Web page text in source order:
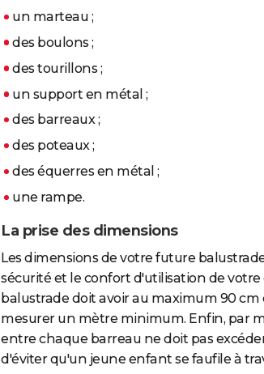
un marteau ;
des boulons ;
des tourillons ;
un support en métal ;
des barreaux ;
des poteaux ;
des équerres en métal ;
une rampe.
La prise des dimensions
Les dimensions de votre future
sécurité et le confort d'utilisation de votre
balustrade doit avoir au maximum 90 cm
mesurer un mètre minimum. Enfin, par
entre chaque barreau ne doit pas
d'éviter qu'un jeune enfant se faufile à